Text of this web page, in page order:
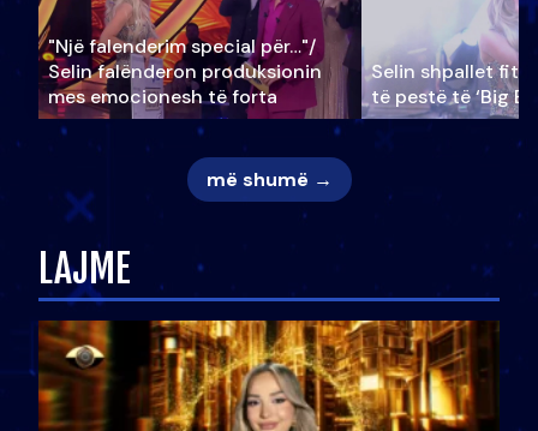
"Një falenderim special për…"/
Selin falënderon produksionin
mes emocionesh të forta
Selin shpallet
të pestë të ‘Big
më shumë →
LAJME